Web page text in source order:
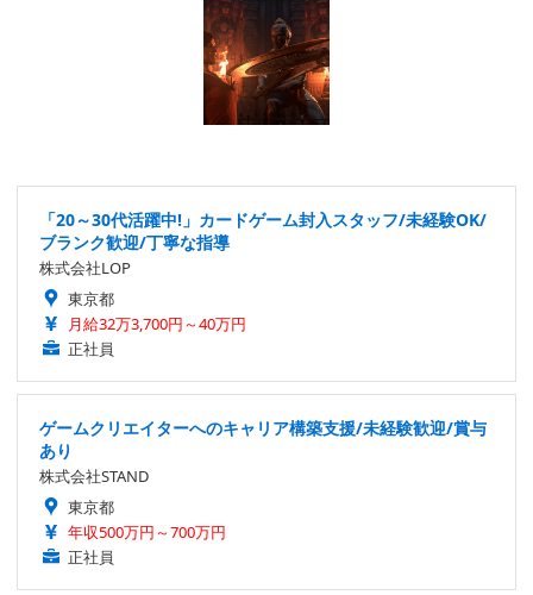
「20～30代活躍中!」カードゲーム封入スタッフ/未経験OK/
ブランク歓迎/丁寧な指導
株式会社LOP
東京都
月給32万3,700円～40万円
正社員
ゲームクリエイターへのキャリア構築支援/未経験歓迎/賞与
あり
株式会社STAND
東京都
年収500万円～700万円
正社員